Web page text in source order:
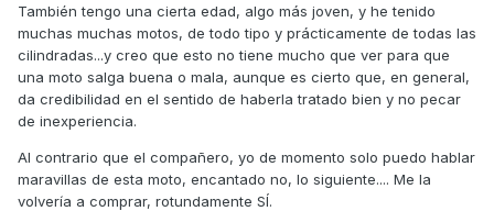
* 4 pares de puños con desgaste ( signos de desgaste con
4.000Kms). El original y 3 recambios (este último hace
poco......a ver si dura)
* Retenes de horquilla reventados (además el aceite lo tuve
que pagar yo)
* Caballete doblado en un uso absolutamente normal!!!!!.
Jaja, si, como lo oís, y esta ni siquiera me la cubre la
garantía.......que morrroo!!!!
También tengo una cierta edad, algo más joven, y he tenido
muchas muchas motos, de todo tipo y prácticamente de todas las
cilindradas...y creo que esto no tiene mucho que ver para que
una moto salga buena o mala, aunque es cierto que, en general,
da credibilidad en el sentido de haberla tratado bien y no pecar
de inexperiencia.
Al contrario que el compañero, yo de momento solo puedo hablar
maravillas de esta moto, encantado no, lo siguiente.... Me la
volvería a comprar, rotundamente SÍ.